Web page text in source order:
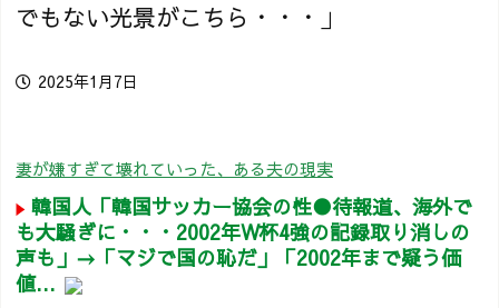
でもない光景がこちら・・・」
2025年1月7日
妻が嫌すぎて壊れていった、ある夫の現実
韓国人「韓国サッカー協会の性●待報道、海外で
も大騒ぎに・・・2002年W杯4強の記録取り消しの
声も」→「マジで国の恥だ」「2002年まで疑う価
値...